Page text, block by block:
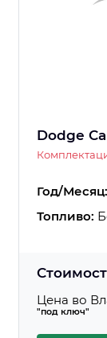
Dodge
Год/Месяц:
Топливо:
Цена во
"под ключ"